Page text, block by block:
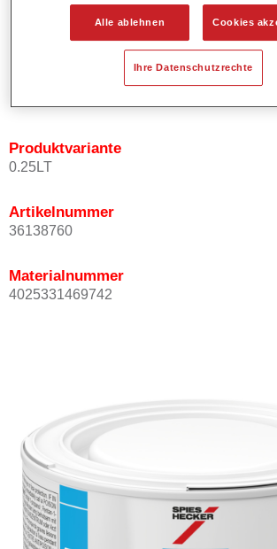
1,5 Spritzgängen.
Bietet ein gutes Standvermögen.
Verfügt über ein hohes Deckvermögen.
Besitzt eine hohe Farbtongenauigkeit.
Produktvariante
0.25LT
Artikelnummer
36138760
Materialnummer
4025331469742
Alle ablehnen Cookies
Ihre Datenschutzrechte